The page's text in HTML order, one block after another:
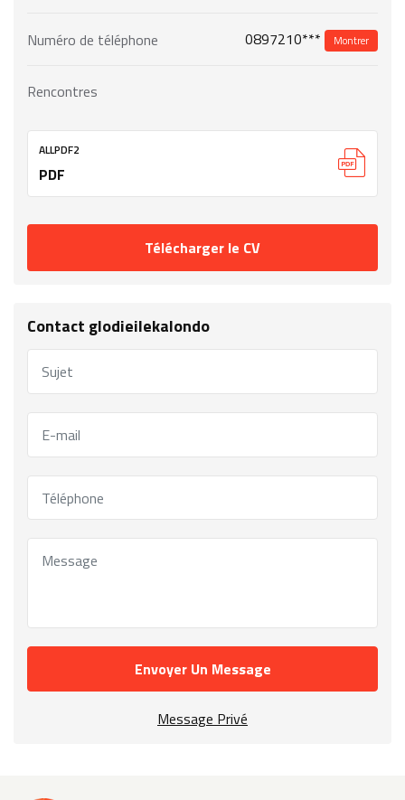
Numéro de téléphone 0897210*** Montrer
Rencontres
ALLPDF2
PDF
Télécharger le CV
Contact glodieilekalondo
Envoyer Un Message
Message Privé